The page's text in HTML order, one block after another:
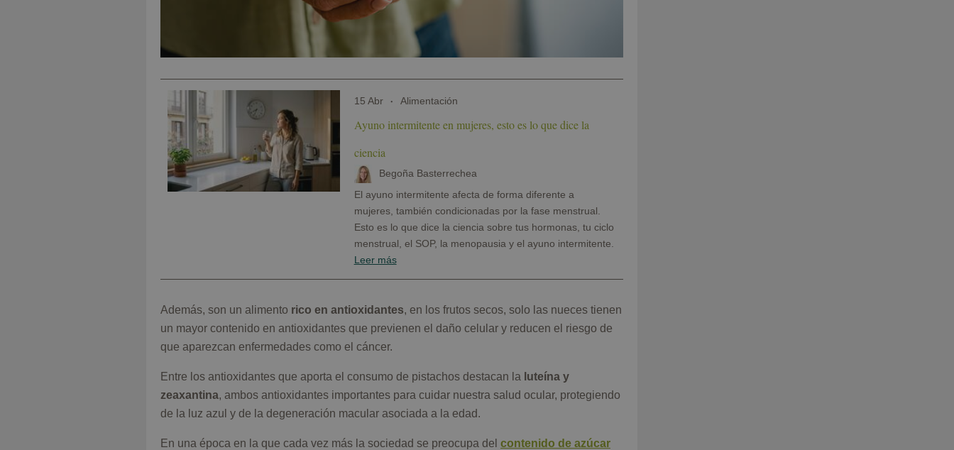
15 Abr Alimentación
Ayuno intermitente en mujeres, esto es lo que dice la
ciencia
Begoña Basterrechea
El ayuno intermitente afecta de forma diferente a
mujeres, también condicionadas por la fase menstrual.
Esto es lo que dice la ciencia sobre tus hormonas, tu ciclo
menstrual, el SOP, la menopausia y el ayuno intermitente.
Leer más
Además, son un alimento rico en antioxidantes, en los frutos secos, solo las nueces tienen
un mayor contenido en antioxidantes que previenen el daño celular y reducen el riesgo de
que aparezcan enfermedades como el cáncer.
Entre los antioxidantes que aporta el consumo de pistachos destacan la luteína y
zeaxantina, ambos antioxidantes importantes para cuidar nuestra salud ocular, protegiendo
de la luz azul y de la degeneración macular asociada a la edad.
En una época en la que cada vez más la sociedad se preocupa del contenido de azúcar